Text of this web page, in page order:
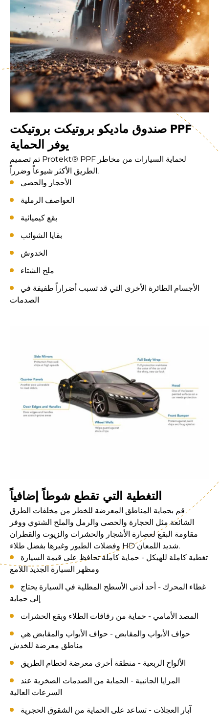
صندوق ماديكو بروتيكت بروتيكت PPF
يوفر الحماية
تم تصميم Protekt® PPF لحماية السيارات من مخاطر
الطريق الأكثر شيوعاً وضرراً.
الأحجار والحصى
العواصف الرملية
بقع كيميائية
بقايا الشوائب
الخدوش
ملح الشتاء
الأجسام الطائرة الأخرى التي قد تسبب أضراراً طفيفة في
الصدمات
التغطية التي تقطع شوطاً إضافياً
قم بحماية المناطق المعرضة للخطر من مخلفات الطرق
الشائعة مثل الحجارة والحصى والرمل والملح الشتوي ووفر
مقاومة البقع لعصارة الأشجار والحشرات والزيوت والقطران
وفضلات الطيور وغيرها بفضل طلاء HD شديد اللمعان.
تغطية كاملة للهيكل - حماية كاملة تحافظ على قيمة السيارة
ومظهر السيارة الجديد اللامع
غطاء المحرك - أحد أدنى الأسطح المطلية في السيارة يحتاج
إلى حماية
المصد الأمامي - حماية من رقاقات الطلاء وبقع الحشرات
حواف الأبواب والمقابض - حواف الأبواب والمقابض هي
مناطق معرضة للخدش
الألواح الربعية - منطقة أخرى معرضة لحطام الطريق
المرايا الجانبية - الحماية من الصدمات الصخرية عند
السرعات العالية
آبار العجلات - تساعد على الحماية من الشقوق الحجرية